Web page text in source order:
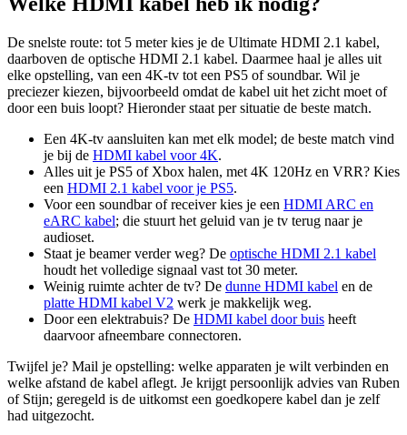
meerdere
Deze
optie
kan
gekozen
worden
de
productpagina
De snelste route: tot 5 meter kies je de Ultimate HDMI 2.1 kabel,
daarboven de optische HDMI 2.1 kabel. Daarmee haal je alles uit
elke opstelling, van een 4K-tv tot een PS5 of soundbar. Wil je
preciezer kiezen, bijvoorbeeld omdat de kabel uit het zicht moet of
door een buis loopt? Hieronder staat per situatie de beste match.
Een 4K-tv aansluiten kan met elk model; de beste match vind
je bij de HDMI kabel voor 4K.
Alles uit je PS5 of Xbox halen, met 4K 120Hz en VRR? Kies
een HDMI 2.1 kabel voor je PS5.
Voor een soundbar of receiver kies je een HDMI ARC en
eARC kabel; die stuurt het geluid van je tv terug naar je
audioset.
Staat je beamer verder weg? De optische HDMI 2.1 kabel
houdt het volledige signaal vast tot 30 meter.
Weinig ruimte achter de tv? De dunne HDMI kabel en de
platte HDMI kabel V2 werk je makkelijk weg.
Door een elektrabuis? De HDMI kabel door buis heeft
daarvoor afneembare connectoren.
Twijfel je? Mail je opstelling: welke apparaten je wilt verbinden en
welke afstand de kabel aflegt. Je krijgt persoonlijk advies van Ruben
of Stijn; geregeld is de uitkomst een goedkopere kabel dan je zelf
had uitgezocht.